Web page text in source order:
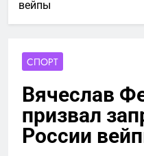
вейпы
СПОРТ
Вячеслав
призвал
России